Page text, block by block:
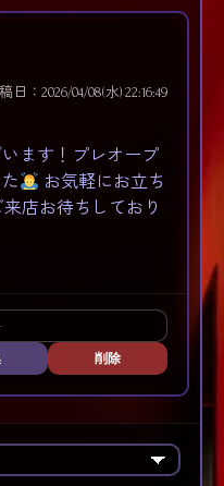
日：2026/04/08(水) 22:16:49
ます！プレオープ
お気軽にお立ち
店お待ちしており
削除